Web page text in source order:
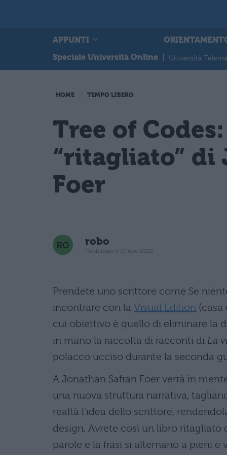
APPUNTI
Speciale Università Online
Università
HOME TEMPO LIBERO
Tree of
“ritagliato” di
Foer
robo
Pubblicato il 17 nov 2010
Prendete uno scrittore come Se
incontrare con la Visual Edition
cui obiettivo è quello di eliminare la
in mano la raccolta di racconti di La
polacco ucciso durante la seconda
A Jonathan Safran Foer verrà in
una nuova struttura narrativa,
realtà l’idea dello scrittore,
design. Avrete così un libro ritagliato
parole e la frasi si alternano a pieni